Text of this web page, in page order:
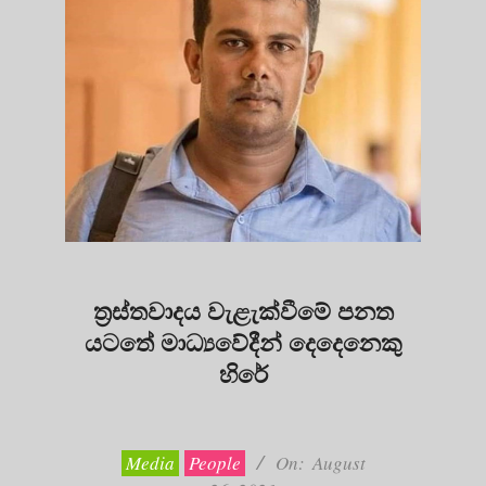
ත්‍රස්තවාදය වැළැක්වීමේ පනත
යටතේ මාධ්‍යවේදීන් දෙදෙනෙකු
හිරේ
Media People On: August